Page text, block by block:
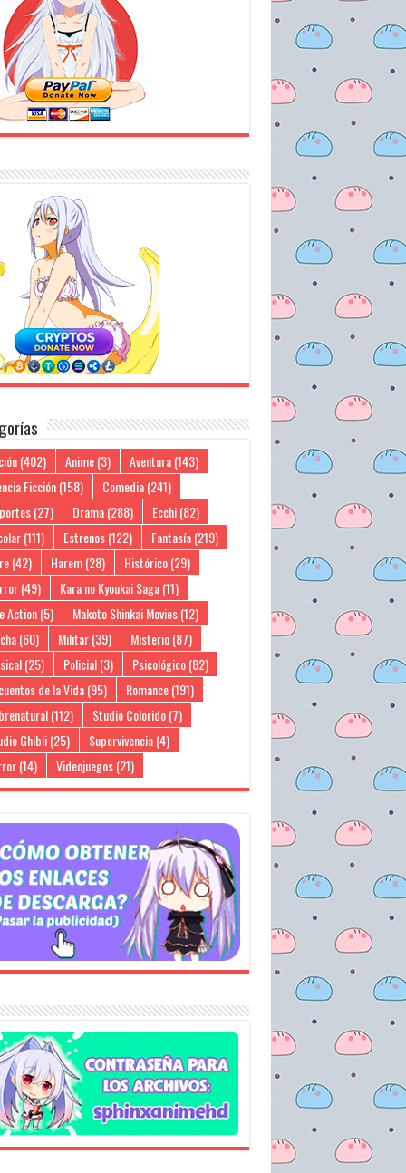
(402) Anime(3) Aventura(143)
Ficción(158) Comedia(241)
(27) Drama(288) Ecchi(82)
(111) Estrenos(122) Fantasía(219)
(42) Harem(28) Histórico(29)
(49) Kara no Kyoukai Saga(11)
Action(5) Makoto Shinkai Movies(12)
(60) Militar(39) Misterio(87)
(25) Policial(3) Psicológico(82)
de la Vida(95) Romance(191)
(112) Studio Colorido(7)
Ghibli(25) Supervivencia(4)
(14) Videojuegos(21)